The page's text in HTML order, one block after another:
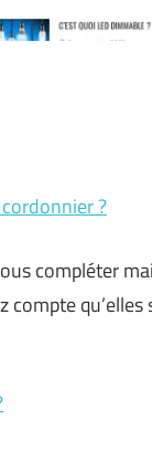
?
compléter